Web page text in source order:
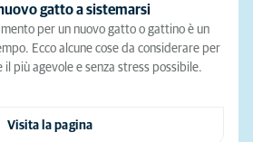
gatto a sistemarsi
per un nuovo gatto o gattino è un
Ecco alcune cose da considerare per
più agevole e senza stress possibile.
Visita la pagina